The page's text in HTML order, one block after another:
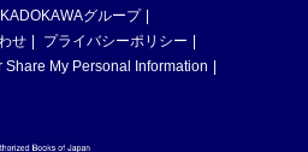
KADOKAWAグループ
せ
プライバシーポリシー
Share My Personal Information